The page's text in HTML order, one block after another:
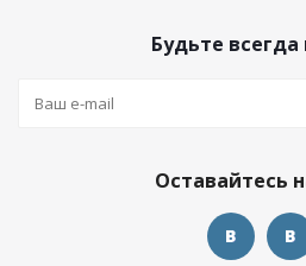
Будьте всегда
Оставайтесь